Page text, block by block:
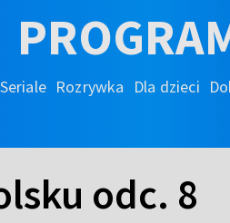
Seriale Rozrywka Dla dzieci
odc. 8